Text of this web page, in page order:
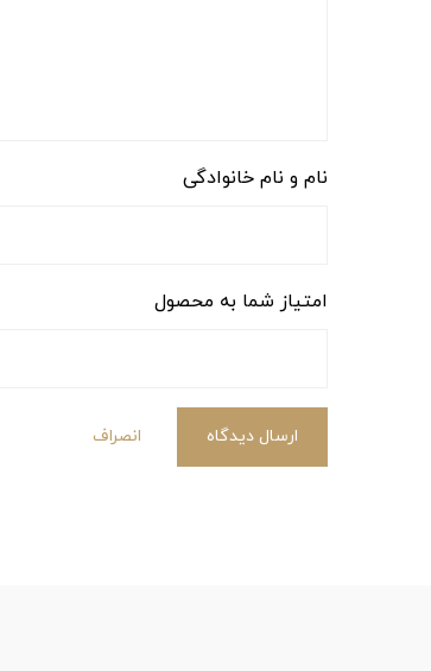
نام و نام خانوادگی
امتیاز شما به محصول
ارسال دیدگاه انصراف